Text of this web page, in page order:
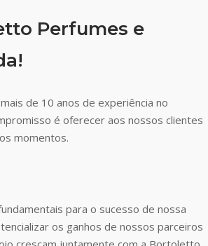
Perfumes e
de 10 anos de experiência no
é oferecer aos nossos clientes
momentos.
para o sucesso de nossa
os ganhos de nossos parceiros